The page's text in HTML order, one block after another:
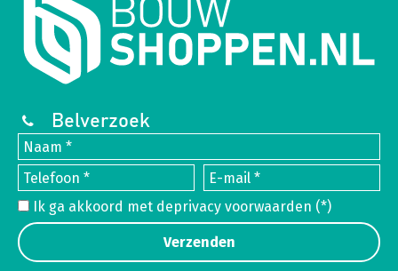
Belverzoek
Ik ga akkoord met deprivacy voorwaarden (*)